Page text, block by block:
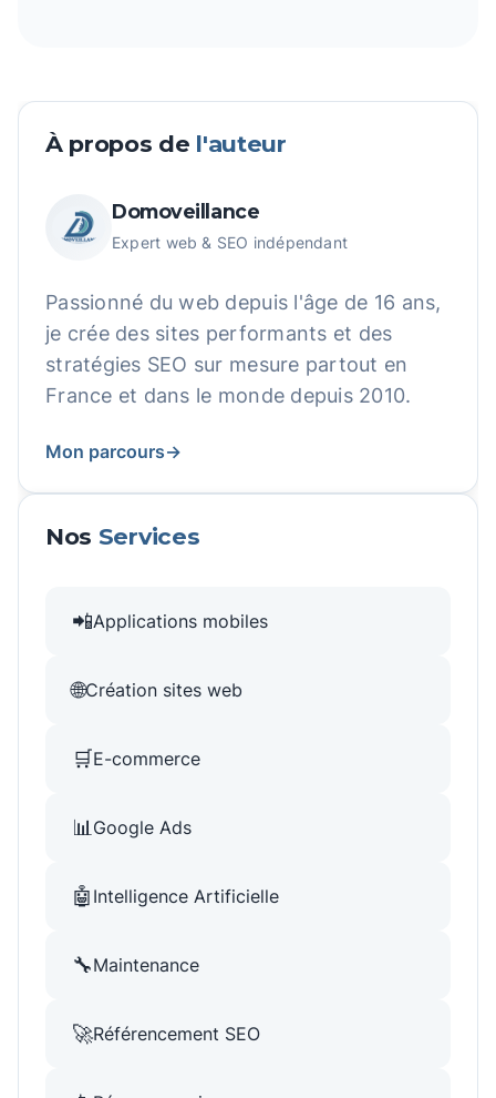
À propos de l'auteur
Domoveillance
Expert web & SEO indépendant
Passionné du web depuis l'âge de 16 ans,
je crée des sites performants et des
stratégies SEO sur mesure partout en
France et dans le monde depuis 2010.
Mon parcours→
Nos Services
📲Applications mobiles
🌐Création sites web
🛒E-commerce
📊Google Ads
🤖 Intelligence Artificielle
🔧Maintenance
🚀Référencement SEO